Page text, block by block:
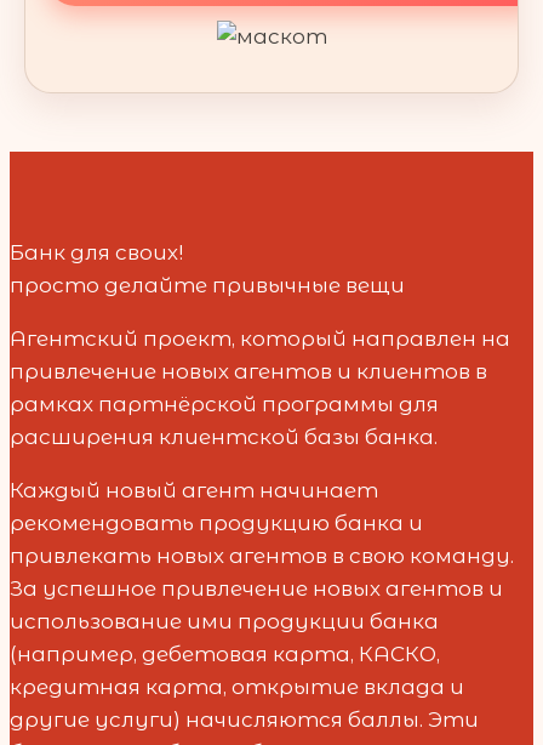
Банк для своих!
просто делайте привычные вещи
Агентский проект, который направлен на
привлечение новых агентов и клиентов в
рамках партнёрской программы для
расширения клиентской базы банка.
Каждый новый агент начинает
рекомендовать продукцию банка и
привлекать новых агентов в свою команду.
За успешное привлечение новых агентов и
использование ими продукции банка
(например, дебетовая карта, КАСКО,
кредитная карта, открытие вклада и
другие услуги) начисляются баллы. Эти